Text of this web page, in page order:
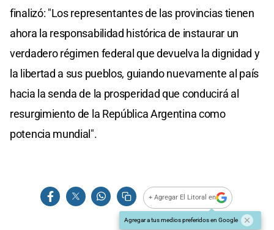
finalizó: "Los representantes de las provincias tienen
ahora la responsabilidad histórica de instaurar un
verdadero régimen federal que devuelva la dignidad y
la libertad a sus pueblos, guiando nuevamente al país
hacia la senda de la prosperidad que conducirá al
resurgimiento de la República Argentina como
potencia mundial".
+ Agregar El Litoral en
Agregar a tus medios preferidos en Google